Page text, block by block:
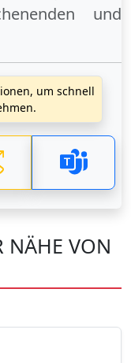
und
um schnell
NÄHE VON